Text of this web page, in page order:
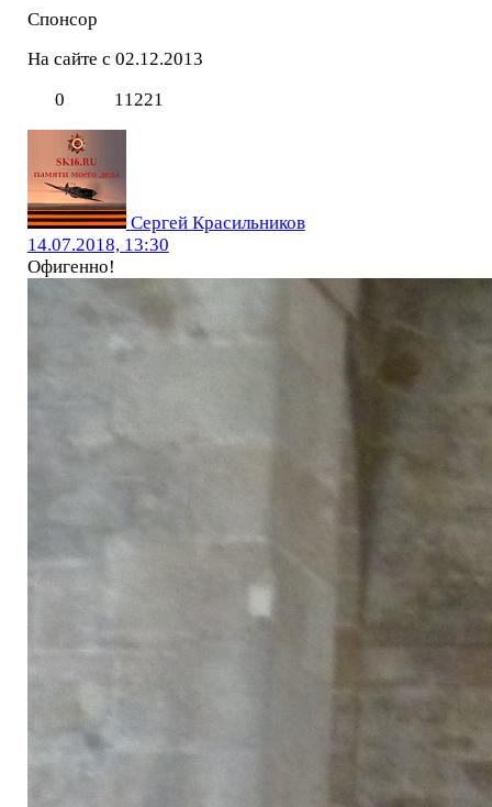
Спонсор
На сайте с 02.12.2013
0
11221
Сергей Красильников
14.07.2018, 13:30
Офигенно!